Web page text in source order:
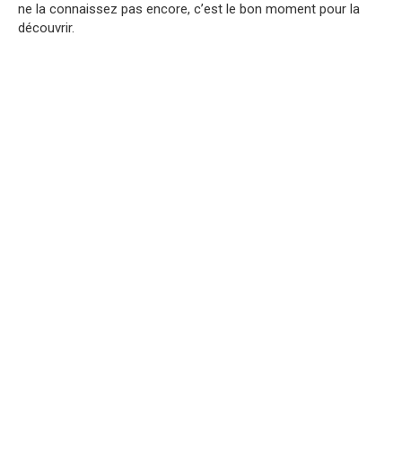
ne la connaissez pas encore, c’est le bon moment pour la
découvrir.